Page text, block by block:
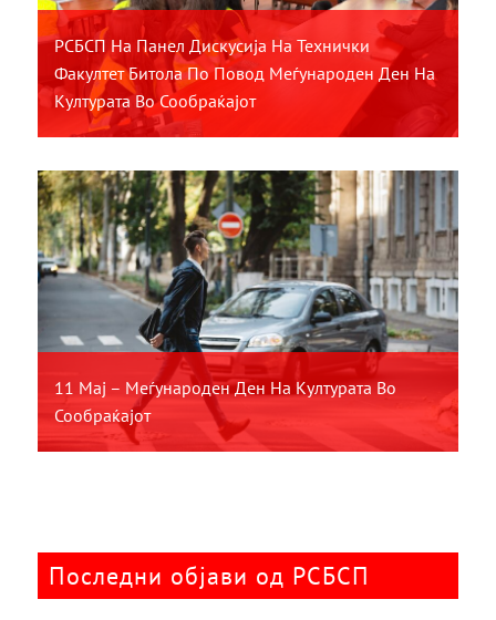
РСБСП На Панел Дискусија На Технички
Факултет Битола По Повод Меѓународен Ден На
Културата Во Сообраќајот
11 Мај – Меѓународен Ден На Културата Во
Сообраќајот
Последни објави од РСБСП